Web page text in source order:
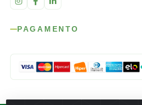
PAGAMENTO